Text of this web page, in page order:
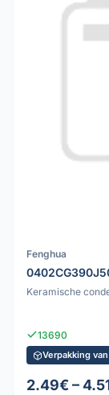
Fenghua
Keramische
13690
Verpakking
2.49€ –